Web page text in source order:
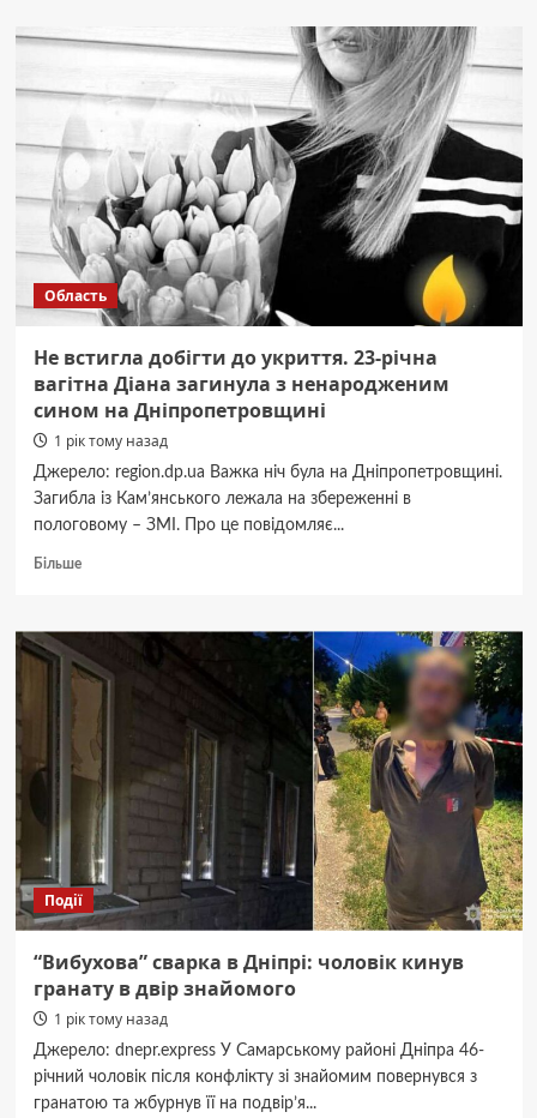
з
у
Область
Не встигла добігти до укриття. 23-річна
вагітна Діана загинула з ненародженим
сином на Дніпропетровщині
1 рік тому назад
Джерело: region.dp.ua Важка ніч була на Дніпропетровщині.
Загибла із Кам’янського лежала на збереженні в
пологовому – ЗМІ. Про це повідомляє...
БільшеДокладніше
встигла
добігти
до
річна
вагітна
Діана
загинула
ненародженим
сином
на
Дніпропетровщині
Події
“Вибухова” сварка в Дніпрі: чоловік кинув
гранату в двір знайомого
1 рік тому назад
Джерело: dnepr.express У Самарському районі Дніпра 46-
річний чоловік після конфлікту зі знайомим повернувся з
гранатою та жбурнув її на подвір’я...